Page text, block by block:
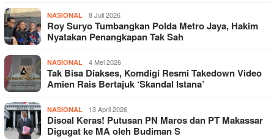
NASIONAL 8 Juli 2026
Roy Suryo Tumbangkan Polda Metro Jaya, Hakim
Nyatakan Penangkapan Tak Sah
NASIONAL 4 Mei 2026
Tak Bisa Diakses, Komdigi Resmi Takedown Video
Amien Rais Bertajuk ‘Skandal Istana’
NASIONAL 13 April 2026
Disoal Keras! Putusan PN Maros dan PT Makassar
Digugat ke MA oleh Budiman S